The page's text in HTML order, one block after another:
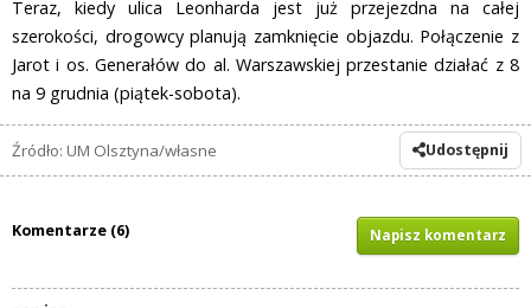
Teraz, kiedy ulica Leonharda jest już przejezdna na całej
szerokości, drogowcy planują zamknięcie objazdu. Połączenie z
Jarot i os. Generałów do al. Warszawskiej przestanie działać z 8
na 9 grudnia (piątek-sobota).
Źródło: UM Olsztyna/własne Udostępnij
Komentarze (6) Napisz komentarz